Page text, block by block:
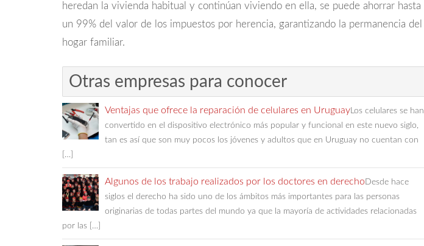
heredan la vivienda habitual y continúan viviendo en ella, se puede ahorrar hasta
un 99% del valor de los impuestos por herencia, garantizando la permanencia del
hogar familiar.
Otras empresas para conocer
Ventajas que ofrece la reparación de celulares en UruguayLos celulares se han
convertido en el dispositivo electrónico más popular y funcional en este nuevo siglo,
tan es así que son muy pocos los jóvenes y adultos que en Uruguay no cuentan con
[…]
Algunos de los trabajo realizados por los doctores en derecho Desde hace
siglos el derecho ha sido uno de los ámbitos más importantes para las personas
originarias de todas partes del mundo ya que la mayoría de actividades relacionadas
por las […]